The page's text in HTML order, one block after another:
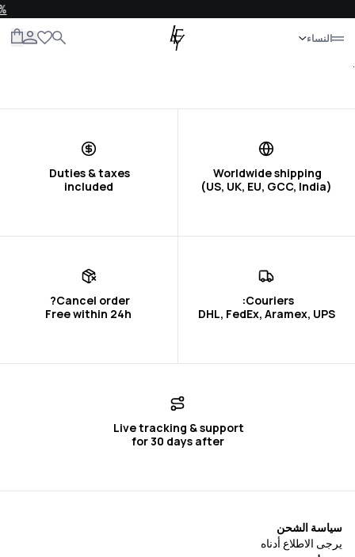
النساء
إغلاق
.
(US, UK, EU, GCC, India)
included
DHL, FedEx, Aramex, UPS
Free within 24h
for 30 days after
سياسة الشحن
يرجى الاطلاع أدناه